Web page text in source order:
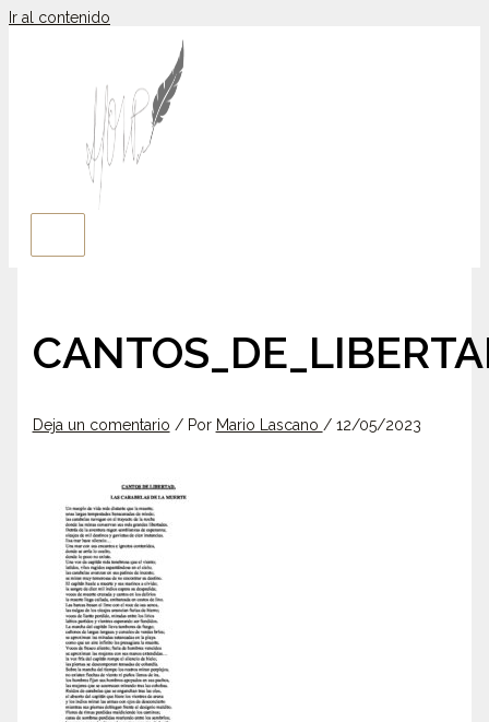
Ir al contenido
Deja un comentario / Por Mario Lascano / 12/05/2023